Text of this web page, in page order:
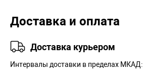
Доставка и оплата
Доставка курьером
Интервалы доставки в пределах МКАД: